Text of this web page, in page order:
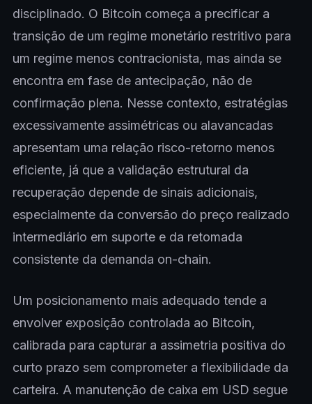
disciplinado. O Bitcoin começa a precificar a
transição de um regime monetário restritivo para
um regime menos contracionista, mas ainda se
encontra em fase de antecipação, não de
confirmação plena. Nesse contexto, estratégias
excessivamente assimétricas ou alavancadas
apresentam uma relação risco-retorno menos
eficiente, já que a validação estrutural da
recuperação depende de sinais adicionais,
especialmente da conversão do preço realizado
intermediário em suporte e da retomada
consistente da demanda on-chain.
Um posicionamento mais adequado tende a
envolver exposição controlada ao Bitcoin,
calibrada para capturar a assimetria positiva do
curto prazo sem comprometer a flexibilidade da
carteira. A manutenção de caixa em USD segue